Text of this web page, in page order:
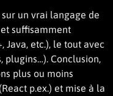
sur un vrai langage de
suffisamment
Java, etc.), le tout avec
plugins…). Conclusion,
plus ou moins
p.ex.) et mise à la